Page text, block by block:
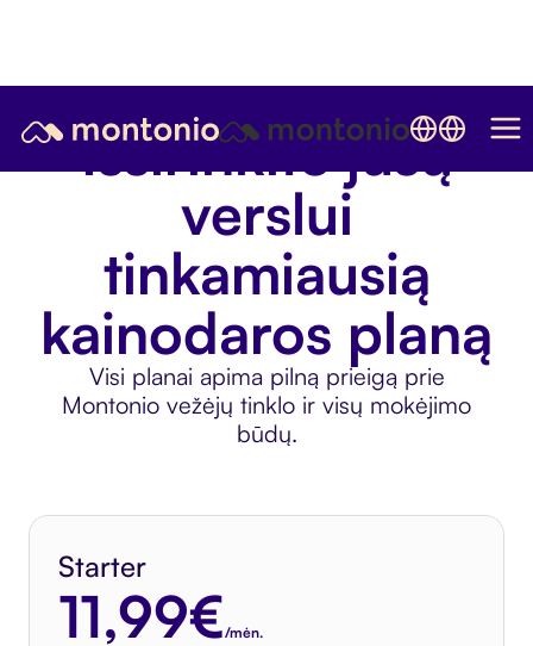
Išsirinkite jūsų
verslui
tinkamiausią
kainodaros planą
Visi planai apima pilną prieigą prie
Montonio vežėjų tinklo ir visų mokėjimo
būdų.
Starter
11,99€/mėn.